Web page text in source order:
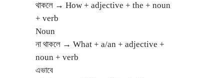
থাকলে → How + adjective + the + noun
+ verb
Noun
না থাকলে → What + a/an + adjective +
noun + verb
এভাবে